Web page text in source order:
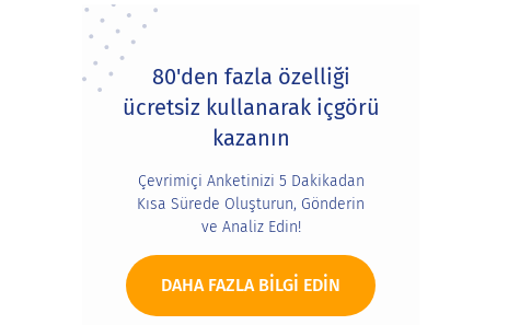
Primary
Sidebar80'den fazla özelliği
ücretsiz kullanarak içgörü
kazanın
Çevrimiçi Anketinizi 5 Dakikadan
Kısa Sürede Oluşturun, Gönderin
ve Analiz Edin!
DAHA FAZLA BILGI EDIN